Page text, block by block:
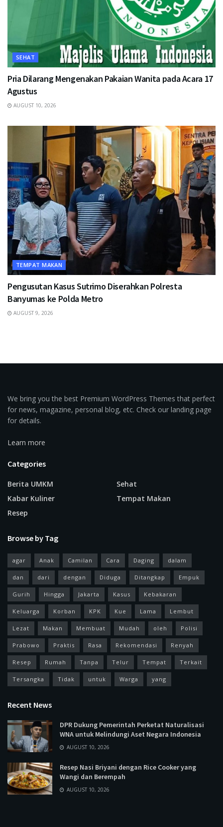
SEHAT
Pria Dilarang Mengenakan Pakaian Wanita pada Acara 17
Agustus
AUGUST 10, 2026
TEMPAT MAKAN
Pengusutan Kasus Sutrimo Diserahkan Polresta
Banyumas ke Polda Metro
AUGUST 9, 2026
We bring you the best Premium WordPress Themes that perfect
for news, magazine, personal blog, etc. Check our landing page
for details.
Learn more
Categories
Berita UMKM
Kabar Kuliner
Resep
Sehat
Tempat Makan
Browse by Tag
agar Anak Camilan Cara Daging dalam
dan dari dengan Diduga Ditangkap Empuk
Gurih Hingga Jakarta Kasus Kebakaran
Keluarga Korban KPK Kue Lama Lembut
Lezat Makan Membuat Mudah oleh Polisi
Prabowo Praktis Rasa Rekomendasi Renyah
Resep Rumah Tanpa Telur Tempat Terkait
Tersangka Tidak untuk Warga yang
Recent News
DPR Dukung Pemerintah Perketat Naturalisasi
WNA untuk Melindungi Aset Negara Indonesia
AUGUST 10, 2026
Resep Nasi Briyani dengan Rice Cooker yang
Wangi dan Berempah
AUGUST 10, 2026